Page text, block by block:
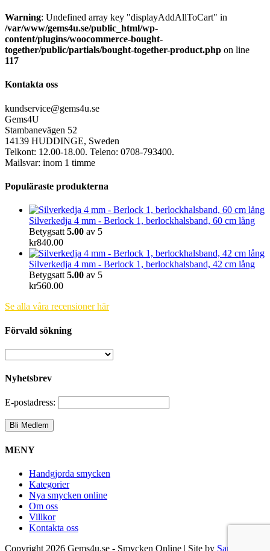
Warning: Undefined array key "displayAddAllToCart" in
/var/www/gems4u.se/public_html/wp-
content/plugins/woocommerce-bought-
together/public/partials/bought-together-product.php on line
117
Kontakta oss
kundservice@gems4u.se
Gems4U
Stambanevägen 52
14139 HUDDINGE, Sweden
Telkont: 12.00-18.00. Teleno: 0708-793400.
Mailsvar: inom 1 timme
Populäraste produkterna
Silverkedja 4 mm - Berlock 1, berlockhalsband, 60 cm lång
Betygsatt 5.00 av 5
kr840.00
Silverkedja 4 mm - Berlock 1, berlockhalsband, 42 cm lång
Betygsatt 5.00 av 5
kr560.00
Se alla våra recensioner här
Förvald sökning
Nyhetsbrev
E-postadress:
MENY
Handgjorda smycken
Kategorier
Nya smycken online
Om oss
Villkor
Kontakta oss
Copyright 2026 Gems4u.se - Smycken Online | Site by Samsara